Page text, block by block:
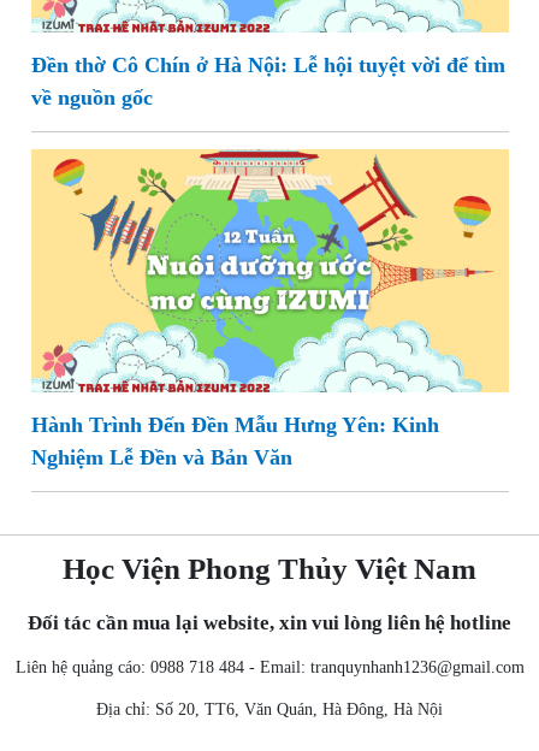
Đền thờ Cô Chín ở Hà Nội: Lễ hội tuyệt vời để tìm
về nguồn gốc
Hành Trình Đến Đền Mẫu Hưng Yên: Kinh
Nghiệm Lễ Đền và Bản Văn
Học Viện Phong Thủy Việt Nam
Đối tác cần mua lại website, xin vui lòng liên hệ hotline
Liên hệ quảng cáo: 0988 718 484 - Email: tranquynhanh1236@gmail.com
Địa chỉ: Số 20, TT6, Văn Quán, Hà Đông, Hà Nội